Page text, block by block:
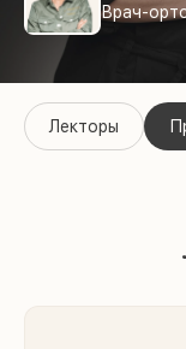
Врач-
Лекторы